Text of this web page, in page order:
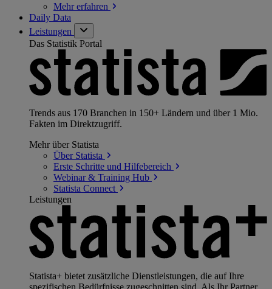
Mehrerfahren
Daily Data
Leistungen
Das Statistik Portal
Trends aus 170 Branchen in 150+ Ländern und über 1 Mio.
Fakten im Direktzugriff.
Mehr über Statista
Über Statista
Erste Schritte und Hilfebereich
Webinar & Training Hub
Statista Connect
Leistungen
Statista+ bietet zusätzliche Dienstleistungen, die auf Ihre
spezifischen Bedürfnisse zugeschnitten sind. Als Ihr Partner